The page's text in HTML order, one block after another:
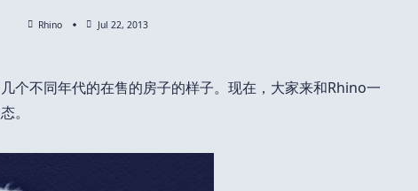
Rhino Jul 22, 2013
个不同年代的在售的房子的样子。现在，大家来和Rhino一
。